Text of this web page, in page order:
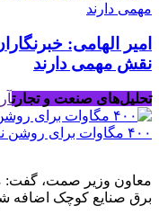
امیر الهامی:
نقش مهمی دارند
تحلیل‌های صنعت و تجارت
۴۰۰ مگاوات برای روشن نگه داشتن چراغ کسب‌وکار‌ها
برق صنایع کوچک اضافه